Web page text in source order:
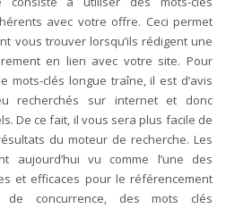
avec votre offre. Ceci permet
vous trouver lorsqu’ils rédigent une
en lien avec votre site. Pour
mots-clés longue traîne, il est d’avis
recherchés sur internet et donc
De ce fait, il vous sera plus facile de
du moteur de recherche. Les
aujourd’hui vu comme l’une des
et efficaces pour le référencement
concurrence, des mots clés